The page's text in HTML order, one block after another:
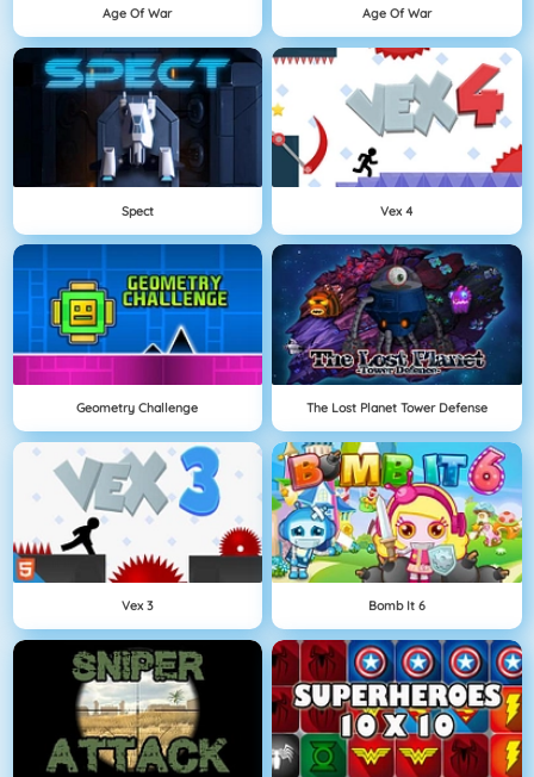
Age Of War Age Of War
Spect Vex 4
Geometry Challenge The Lost Planet Tower Defense
Vex 3 Bomb It 6